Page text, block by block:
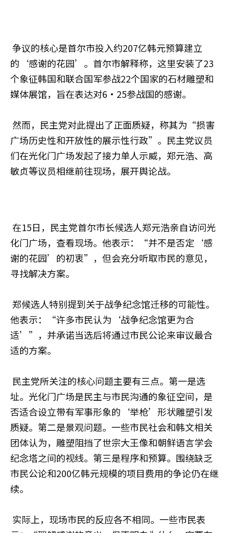
争议的核心是首尔市投入约207亿韩元预算建立
的‘感谢的花园’。首尔市解释称，这里安装了23
个象征韩国和联合国军参战22个国家的石材雕塑和
媒体展馆，旨在表达对6·25参战国的感谢。
然而，民主党对此提出了正面质疑，称其为“损害
广场历史性和开放性的展示性行政”。民主党议员
们在光化门广场发起了接力单人示威，郑元浩、高
敏贞等议员相继前往现场，展开舆论战。
在15日，民主党首尔市长候选人郑元浩亲自访问光
化门广场，查看现场。他表示：“并不是否定‘感
谢的花园’的初衷”，但会充分听取市民的意见，
寻找解决方案。
郑候选人特别提到关于战争纪念馆迁移的可能性。
他表示：“许多市民认为‘战争纪念馆更为合
适’”，并承诺当选后将通过市民公论来审议最合
适的方案。
民主党所关注的核心问题主要有三点。第一是选
址。光化门广场是民主与市民沟通的象征空间，是
否适合设立带有军事形象的‘举枪’形状雕塑引发
质疑。第二是景观问题。一些市民社会和韩文相关
团体认为，雕塑阻挡了世宗大王像和朝鲜语言学会
纪念塔之间的视线。第三是程序和预算。围绕缺乏
市民公论和200亿韩元规模的项目费用的争论仍在继
续。
实际上，现场市民的反应各不相同。一些市民表